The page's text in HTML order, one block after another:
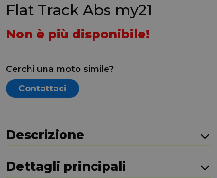
Flat Track Abs my21
Non è più disponibile!
Cerchi una moto simile?
Contattaci
Descrizione
Dettagli principali